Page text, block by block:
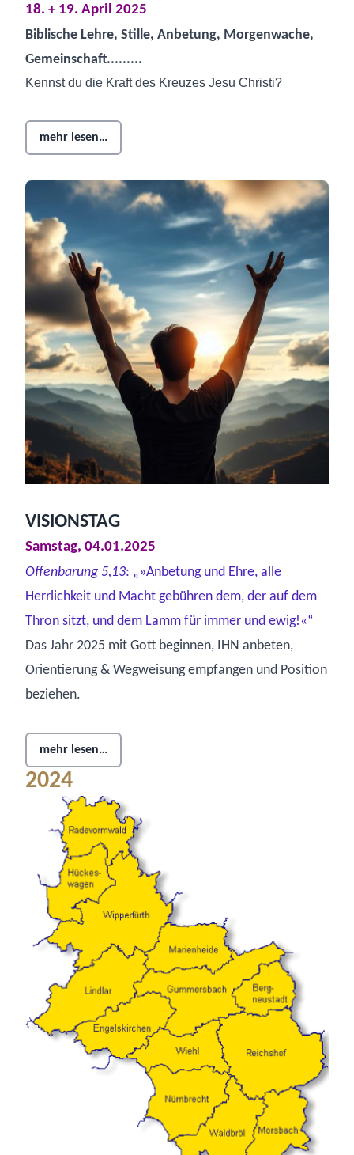
18. + 19. April 2025
Biblische Lehre, Stille, Anbetung, Morgenwache,
Gemeinschaft.........
Kennst du die Kraft des Kreuzes Jesu Christi?
mehr lesen…
VISIONSTAG
Samstag, 04.01.2025
Offenbarung 5,13: „»Anbetungund Ehre, alle
Herrlichkeit und Macht gebühren dem, der auf dem
Thron sitzt, und dem Lamm für immer und ewig!«“
Das Jahr 2025 mit Gott beginnen, IHN anbeten,
Orientierung & Wegweisung empfangen und Position
beziehen.
mehr lesen…
2024